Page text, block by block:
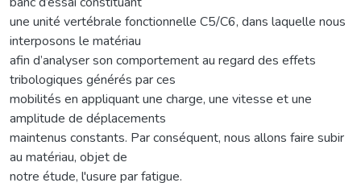
une unité vertébrale fonctionnelle C5/C6, dans laquelle nous
interposons le matériau
afin d’analyser son comportement au regard des effets
tribologiques générés par ces
mobilités en appliquant une charge, une vitesse et une
amplitude de déplacements
maintenus constants. Par conséquent, nous allons faire subir
au matériau, objet de
notre étude, l'usure par fatigue.